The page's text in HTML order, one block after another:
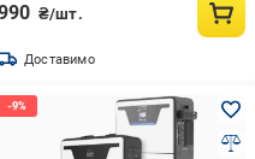
₴/шт.
Доставимо